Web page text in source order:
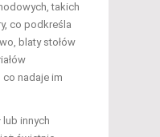
takich
co podkreśla
blaty stołów
nadaje im
lub innych